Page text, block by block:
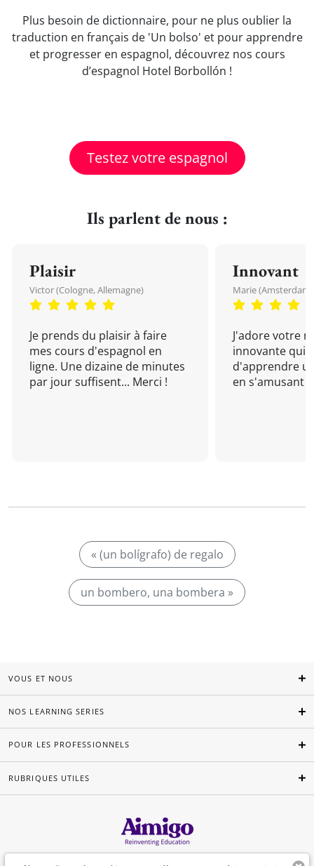
Plus besoin de dictionnaire, pour ne plus oublier la
traduction en français de 'Un bolso' et pour apprendre
et progresser en espagnol, découvrez nos cours
d’espagnol Hotel Borbollón !
Testez votre espagnol
Ils parlent de nous :
Plaisir
Victor (Cologne, Allemagne)
Je prends du plaisir à faire
mes cours d'espagnol en
ligne. Une dizaine de minutes
par jour suffisent... Merci !
Innovant
Marie (Amsterdam,
J'adore votre
innovante qui
d'apprendre
en s'amusant !
« (un bolígrafo) de regalo
un bombero, una bombera »
VOUS ET NOUS
NOS LEARNING SERIES
POUR LES PROFESSIONNELS
RUBRIQUES UTILES